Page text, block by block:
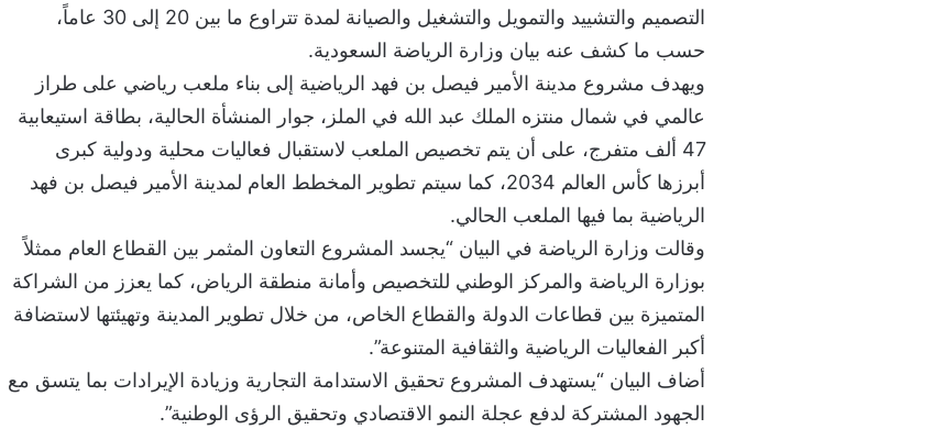
التصميم والتشييد والتمويل والتشغيل والصيانة لمدة تتراوع ما بين 20 إلى 30 عاماً،
حسب ما كشف عنه بيان وزارة الرياضة السعودية.
‎ويهدف مشروع مدينة الأمير فيصل بن فهد الرياضية إلى بناء ملعب رياضي على طراز
عالمي في شمال منتزه الملك عبد الله في الملز، جوار المنشأة الحالية، بطاقة استيعابية
47 ألف متفرج، على أن يتم تخصيص الملعب لاستقبال فعاليات محلية ودولية كبرى
أبرزها كأس العالم 2034، كما سيتم تطوير المخطط العام لمدينة الأمير فيصل بن فهد
الرياضية بما فيها الملعب الحالي.
‎وقالت وزارة الرياضة في البيان “يجسد المشروع التعاون المثمر بين القطاع العام ممثلاً
بوزارة الرياضة والمركز الوطني للتخصيص وأمانة منطقة الرياض، كما يعزز من الشراكة
المتميزة بين قطاعات الدولة والقطاع الخاص، من خلال تطوير المدينة وتهيئتها لاستضافة
أكبر الفعاليات الرياضية والثقافية المتنوعة”.
‎أضاف البيان “يستهدف المشروع تحقيق الاستدامة التجارية وزيادة الإيرادات بما يتسق مع
الجهود المشتركة لدفع عجلة النمو الاقتصادي وتحقيق الرؤى الوطنية”.